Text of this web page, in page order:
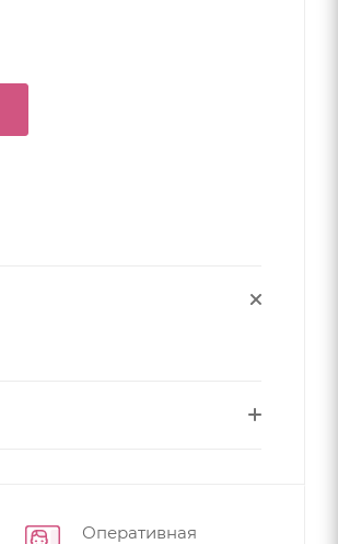
Оперативная